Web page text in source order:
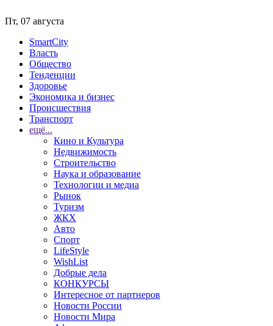
Пт, 07 августа
SmartCity
Власть
Общество
Тенденции
Здоровье
Экономика и бизнес
Происшествия
Транспорт
ещё...
Кино и Культура
Недвижимость
Строительство
Наука и образование
Технологии и медиа
Рынок
Туризм
ЖКХ
Авто
Спорт
LifeStyle
WishList
Добрые дела
КОНКУРСЫ
Интересное от партнеров
Новости России
Новости Мира